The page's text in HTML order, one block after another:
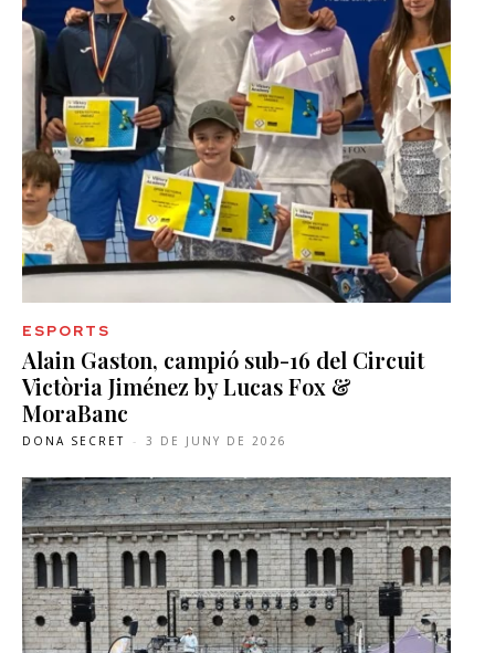
ESPORTS
Alain Gaston, campió sub-16 del Circuit
Victòria Jiménez by Lucas Fox &
MoraBanc
DONA SECRET - 3 DE JUNY DE 2026